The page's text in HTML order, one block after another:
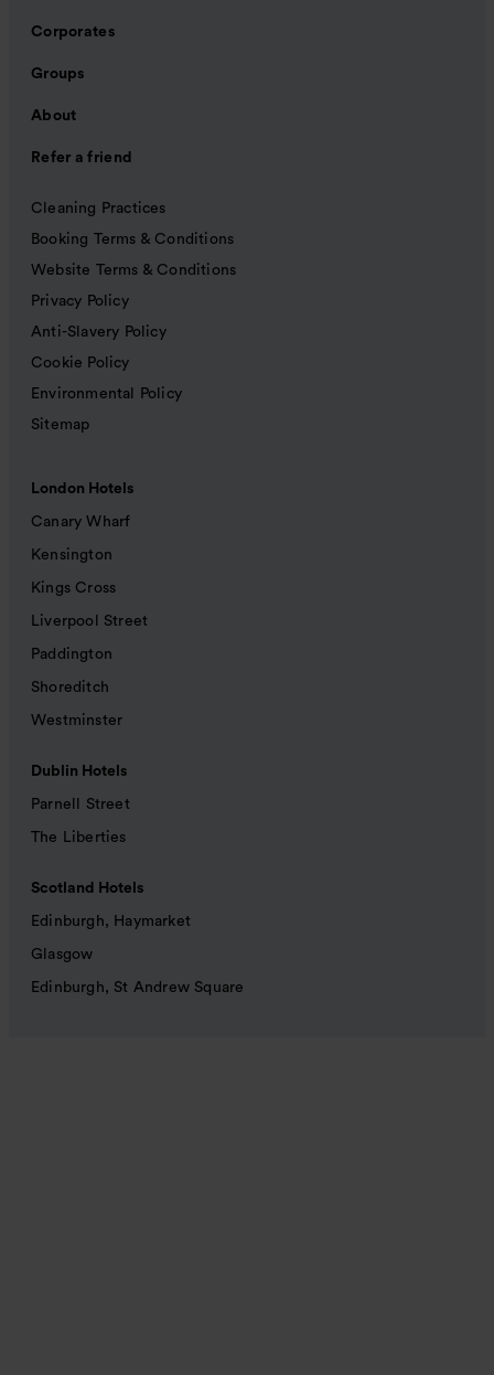
Corporates
Groups
About
Refer a friend
Cleaning Practices
Booking Terms & Conditions
Website Terms & Conditions
Privacy Policy
Anti-Slavery Policy
Cookie Policy
Environmental Policy
Sitemap
London Hotels
Canary Wharf
Kensington
Kings Cross
Liverpool Street
Paddington
Shoreditch
Westminster
Dublin Hotels
Parnell Street
The Liberties
Scotland Hotels
Edinburgh, Haymarket
Glasgow
Edinburgh, St Andrew Square